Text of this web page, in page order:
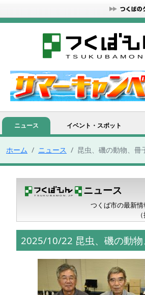
ニュース イベント・スポット
ホーム ニュース 昆虫、磯の動物、冊
ニュース
つくば市の最新情
2025/10/22 昆虫、磯の動